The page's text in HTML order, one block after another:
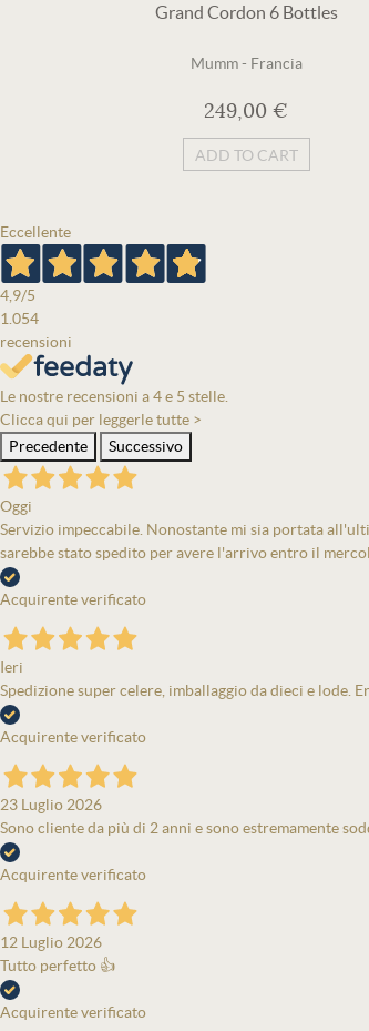
Grand Cordon 6 Bottles
Mumm - Francia
249,00 €
ADD TO CART
Eccellente
4,9/5
1.054
recensioni
Le nostre recensioni a 4 e 5 stelle.
Clicca qui per leggerle tutte >
Precedente
Successivo
Oggi
Servizio impeccabile. Nonostante mi sia portata
sarebbe stato spedito per avere l'arrivo entro il
Acquirente verificato
Ieri
Spedizione super celere, imballaggio da dieci e lode.
Acquirente verificato
23 Luglio 2026
Sono cliente da più di 2 anni e sono estremamente
Acquirente verificato
12 Luglio 2026
Tutto perfetto 👍
Acquirente verificato